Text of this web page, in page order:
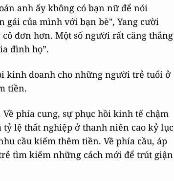
anh ấy không có bạn nữ để nói
gái của mình với bạn bè", Yang cười
đơn hơn. Một số người rất căng thẳng
đình họ”.
kinh doanh cho những người trẻ tuổi ở
tiền.
phía cung, sự phục hồi kinh tế chậm
lệ thất nghiệp ở thanh niên cao kỷ lục
cầu kiếm thêm tiền. Về phía cầu, áp
tìm kiếm những cách mới để trút giận